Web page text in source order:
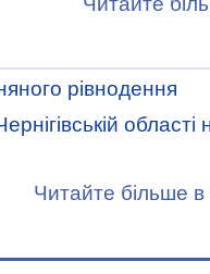
рівнодення
Читайте більше в